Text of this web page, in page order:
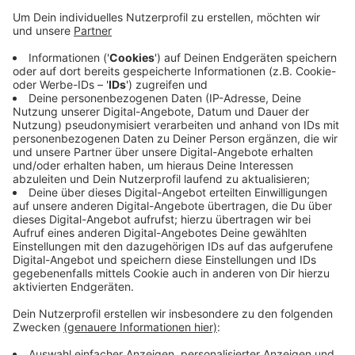
Anzeige
Auch müssen immer weniger Düsseldorfer derzeit zu
Hause bleiben, 2620 Menschen befinden sich in
häuslicher Quarantäne, das sind über 300 weniger als
noch am Samstag. Die sogenannte 7-Tages-Inzidenz
liegt in Düsseldorf bei 106,5.
Infos zum Coronavirus:
Anzeige